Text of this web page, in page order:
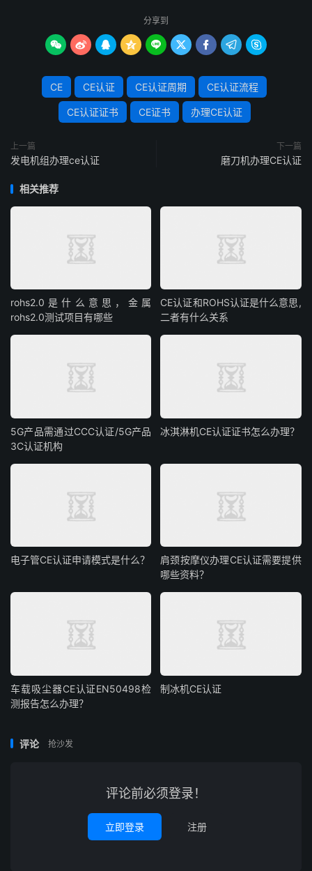
分享到
        
CE CE认证 CE认证周期 CE认证流程
CE认证证书 CE证书 办理CE认证
上一篇
发电机组办理ce认证
下一篇
磨刀机办理CE认证
相关推荐
rohs2.0是什么意思，金属
rohs2.0测试项目有哪些
CE认证和ROHS认证是什么意思,
二者有什么关系
5G产品需通过CCC认证/5G产品
3C认证机构
冰淇淋机CE认证证书怎么办理？
电子管CE认证申请模式是什么？
肩颈按摩仪办理CE认证需要提供
哪些资料？
车载吸尘器CE认证EN50498检
测报告怎么办理？
制冰机CE认证
评论 抢沙发
评论前必须登录！
立即登录 注册